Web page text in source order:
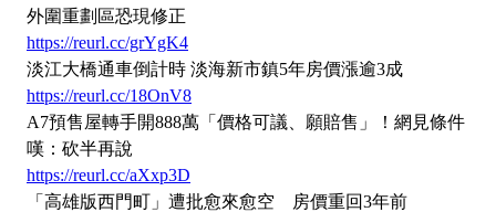
外圍重劃區恐現修正
https://reurl.cc/grYgK4
淡江大橋通車倒計時 淡海新市鎮5年房價漲逾3成
https://reurl.cc/18OnV8
A7預售屋轉手開888萬「價格可議、願賠售」！網見條件
嘆：砍半再說
https://reurl.cc/aXxp3D
「高雄版西門町」遭批愈來愈空 房價重回3年前